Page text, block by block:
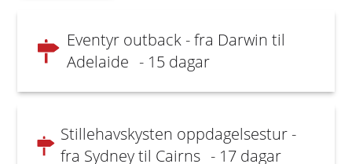
Eventyr outback - fra Darwin til
Adelaide - 15 dagar
Stillehavskysten oppdagelsestur -
fra Sydney til Cairns - 17 dagar